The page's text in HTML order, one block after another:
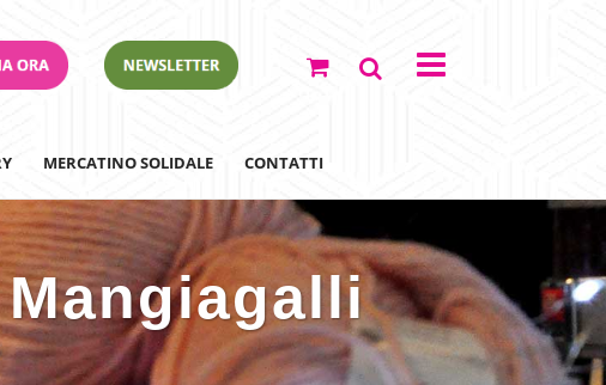
MERCATINO SOLIDALE CONTATTI